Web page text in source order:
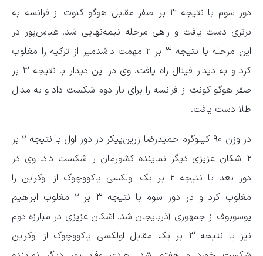
دور سوم با نتیجه ۳ بر صفر مقابل هوگو کنوت از فرانسه به
برتری دست یافت و راهی مرحله نیمه‌نهایی شد. عباس‌پور در
این مرحله با نتیجه ۳ بر ۲ مهمت داشدمیر از ترکیه را مغلوب
کرد و به دیدار فینال راه یافت. وی در این دیدار با نتیجه ۳ بر
صفر هوگو کونت از فرانسه را برای بار دوم شکست داد و به مدال
طلا دست یافت.
در وزن ۹۰ کیلوگرم حمیدرضا زرین‌پیکر در دور اول با نتیجه ۲ بر
۲ اشکان عزیزی دیگر نماینده کشورمان را شکست داد. وی در
دور بعد با نتیجه ۲ بر یک اولکسی یاکووچوک از اوکراین را
مغلوب کرد و در دور سوم با نتیجه ۳ بر ۲ مغلوب ابراهیم
یوسوبوف از جمهوری آذربایجان شد. اشکان عزیزی در مبارزه دوم
نیز با نتیجه ۳ بر یک مقابل اولکسی یاکووچوک از اوکراین